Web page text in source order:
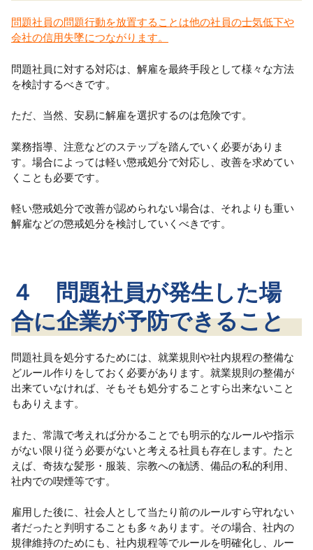
問題社員の問題行動を放置することは他の社員の士気低下や
会社の信用失墜につながります。
問題社員に対する対応は、解雇を最終手段として様々な方法
を検討するべきです。
ただ、当然、安易に解雇を選択するのは危険です。
業務指導、注意などのステップを踏んでいく必要がありま
す。場合によっては軽い懲戒処分で対応し、改善を求めてい
くことも必要です。
軽い懲戒処分で改善が認められない場合は、それよりも重い
解雇などの懲戒処分を検討していくべきです。
４ 問題社員が発生した場
合に企業が予防できること
問題社員を処分するためには、就業規則や社内規程の整備な
どルール作りをしておく必要があります。就業規則の整備が
出来ていなければ、そもそも処分することすら出来ないこと
もありえます。
また、常識で考えれば分かることでも明示的なルールや指示
がない限り従う必要がないと考える社員も存在します。たと
えば、奇抜な髪形・服装、宗教への勧誘、備品の私的利用、
社内での喫煙等です。
雇用した後に、社会人として当たり前のルールすら守れない
者だったと判明することも多々あります。その場合、社内の
規律維持のためにも、社内規程等でルールを明確化し、ルー